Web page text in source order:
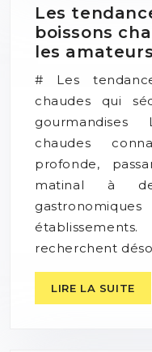
Les
boissons
les
# Les
chaudes qui
gourmandises
chaudes
profonde,
matinal à de
recherchent
LIRE LA SUITE